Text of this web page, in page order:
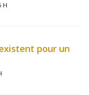
à 2:36 H
pour un
H